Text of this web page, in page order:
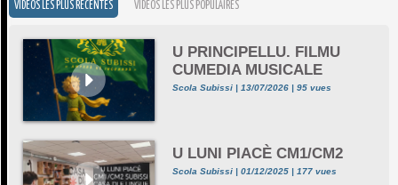
VIDÉOS LES PLUS RÉCENTES VIDÉOS LES PLUS POPULAIRES
U PRINCIPELLU. FILMU
CUMEDIA MUSICALE
Scola Subissi | 13/07/2026 | 95 vues
U LUNI PIACÈ CM1/CM2
Scola Subissi | 01/12/2025 | 177 vues